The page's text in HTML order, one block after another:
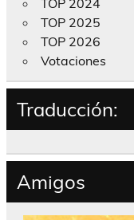
TOP 2024
TOP 2025
TOP 2026
Votaciones
Traducción:
Amigos